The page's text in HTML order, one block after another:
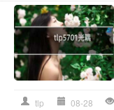
tlp 08-28